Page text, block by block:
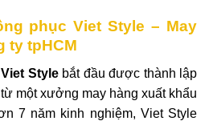
phục Viet Style – May
ty tpHCM
Viet Stylebắt đầu được thành lập
một xưởng may hàng xuất khẩu
7 năm kinh nghiệm, Viet Style